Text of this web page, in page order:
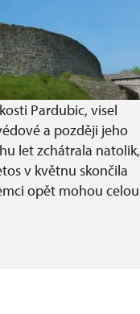
Pardubic, visel
a později jeho
let zchátrala natolik,
v květnu skončila
opět mohou celou